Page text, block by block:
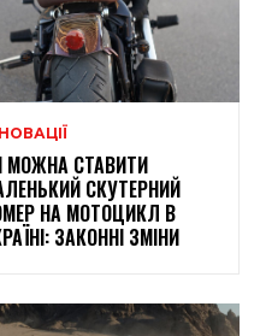
МОЖНА СТАВИТИ
СКУТЕРНИЙ
НА МОТОЦИКЛ В
ЗАКОННІ ЗМІНИ